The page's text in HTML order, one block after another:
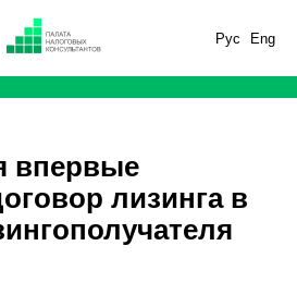
Рус Eng
впервые
лизинга в